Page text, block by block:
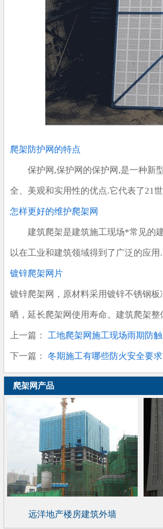
爬架防护网的特点
保护网,保护网的保护网,是一种新型
全、美观和实用性的优点.它代表了
怎样更好的维护爬架网
建筑爬架是建筑施工现场*常见的建
以在工业和建筑领域得到了广泛的应
镀锌爬架网片
镀锌爬架网，原材料采用镀锌不锈钢
晒，延长爬架网使用寿命。建筑爬架
上一篇： 工地爬架网施工现场雨期防
下一篇： 冬期施工有哪些防火安全要求
爬架网产品
远洋地产楼房建筑外墙